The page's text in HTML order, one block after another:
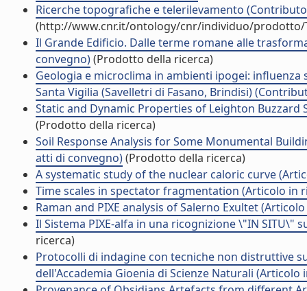
Ricerche topografiche e telerilevamento
(http://www.cnr.it/ontology/cnr/individuo/prodotto/
Il Grande Edificio. Dalle terme romane alle
convegno)(Prodotto della ricerca)
Geologia e microclima in ambienti ipogei:
Santa Vigilia (Savelletri di Fasano, Brindisi)
Static and Dynamic Properties of Leighton
(Prodotto della ricerca)
Soil Response Analysis for Some Monumental
atti di convegno)(Prodotto della ricerca)
A systematic study of the nuclear caloric curve
Time scales in spectator fragmentation (Articolo in
Raman and PIXE analysis of Salerno Exultet
Il Sistema PIXE-alfa in una ricognizione \"IN
ricerca)
Protocolli di indagine con tecniche non distruttive
dell'Accademia Gioenia di Scienze Naturali (Articolo